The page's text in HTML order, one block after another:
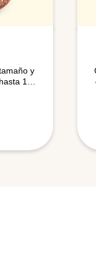
y
15
textura
del